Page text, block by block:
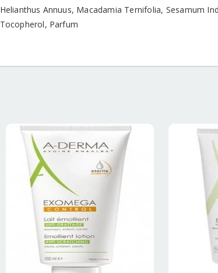
Helianthus Annuus, Macadamia Ternifolia, Sesamum
Tocopherol, Parfum